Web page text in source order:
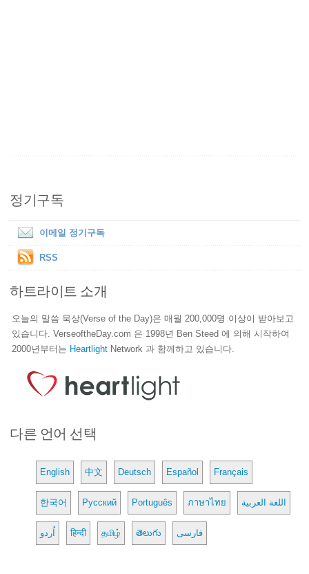
정기구독
이메일 정기구독
RSS
하트라이트 소개
오늘의 말씀 묵상(Verse of the Day)은 매월 200,000명 이상이 받아보고
있습니다. VerseoftheDay.com 은 1998년 Ben Steed 에 의해 시작하여
2000년부터는 Heartlight Network 과 함께하고 있습니다.
다른 언어 선택
English 中文 Deutsch Español Français
한국어 Русский Português ภาษาไทย اللغة العربية
اُردو हिन्दी தமிழ் తెలుగు فارسی